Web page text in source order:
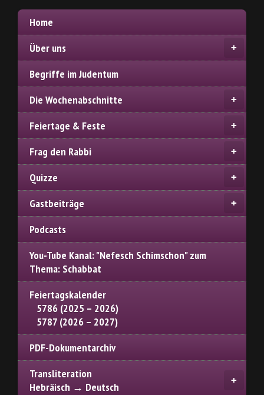
Home
Über uns
Begriffe im Judentum
Die Wochenabschnitte
Feiertage & Feste
Frag den Rabbi
Quizze
Gastbeiträge
Podcasts
You-Tube Kanal: "Nefesch Schimschon" zum
Thema: Schabbat
Feiertagskalender
5786 (2025 – 2026)
5787 (2026 – 2027)
PDF-Dokumentarchiv
Transliteration
Hebräisch → Deutsch